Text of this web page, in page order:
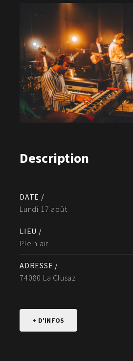
Description
DATE /
Lundi 17 août
LIEU /
Plein air
ADRESSE /
74080 La Clusaz
+ D'INFOS